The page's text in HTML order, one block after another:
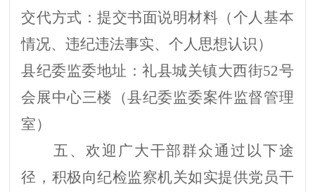
交代方式：提交书面说明材料（个人基本
情况、违纪违法事实、个人思想认识）
县纪委监委地址：礼县城关镇大西街52号
会展中心三楼（县纪委监委案件监督管理
室）
五、欢迎广大干部群众通过以下途
径，积极向纪检监察机关如实提供党员干